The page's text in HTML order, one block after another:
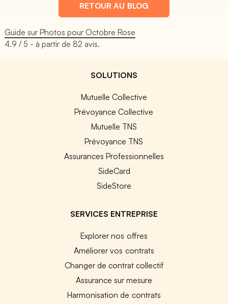
RETOUR AU BLOG
Guide sur Photos pour Octobre Rose
4.9 / 5 - à partir de 82 avis.
SOLUTIONS
Mutuelle Collective
Prévoyance Collective
Mutuelle TNS
Prévoyance TNS
Assurances Professionnelles
SideCard
SideStore
SERVICES ENTREPRISE
Explorer nos offres
Améliorer vos contrats
Changer de contrat collectif
Assurance sur mesure
Harmonisation de contrats